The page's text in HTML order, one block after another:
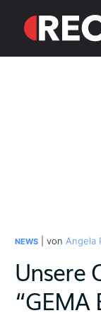
NEWS | von Angela
Unsere
“GEMA